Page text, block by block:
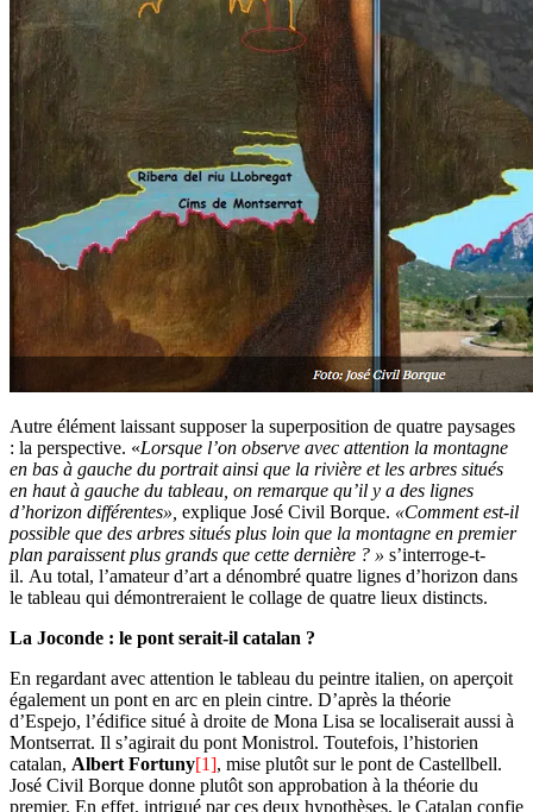
Autre élément laissant supposer la superposition de quatre paysages
: la perspective. «Lorsque l’on observe avec attention la montagne
en bas à gauche du portrait ainsi que la rivière et les arbres situés
en haut à gauche du tableau, on remarque qu’il y a des lignes
d’horizon différentes», explique José Civil Borque. «Comment est-il
possible que des arbres situés plus loin que la montagne en premier
plan paraissent plus grands que cette dernière ? » s’interroge-t-
il. Au total, l’amateur d’art a dénombré quatre lignes d’horizon dans
le tableau qui démontreraient le collage de quatre lieux distincts.
La Joconde : le pont serait-il catalan ?
En regardant avec attention le tableau du peintre italien, on aperçoit
également un pont en arc en plein cintre. D’après la théorie
d’Espejo, l’édifice situé à droite de Mona Lisa se localiserait aussi à
Montserrat. Il s’agirait du pont Monistrol. Toutefois, l’historien
catalan, Albert Fortuny[1], mise plutôt sur le pont de Castellbell.
José Civil Borque donne plutôt son approbation à la théorie du
premier. En effet, intrigué par ces deux hypothèses, le Catalan confie